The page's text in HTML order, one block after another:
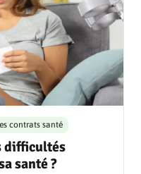
difficultés
santé ?
contrats santé